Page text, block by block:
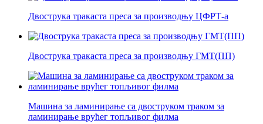
Двострука тракаста преса за производњу ЦФРТ-а
Двострука тракаста преса за производњу ГМТ(ПП)
Машина за ламинирање са двоструком траком за
ламинирање врућег топљивог филма